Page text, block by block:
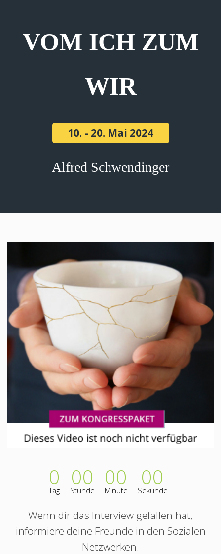
VOM ICH ZUM
WIR
10. - 20. Mai 2024
Alfred Schwendinger
0
Tag 00
Stunde 00
Minute 00
Sekunde
Wenn dir das Interview gefallen hat,
informiere deine Freunde in den Sozialen
Netzwerken.